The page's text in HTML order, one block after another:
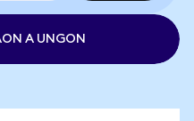
A UNGON